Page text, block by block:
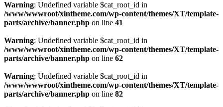
Warning: Undefined variable $cat_root_id in
/www/wwwroot/xintheme.com/wp-content/themes/XT/template-
parts/archive/banner.php on line 41
Warning: Undefined variable $cat_root_id in
/www/wwwroot/xintheme.com/wp-content/themes/XT/template-
parts/archive/banner.php on line 62
Warning: Undefined variable $cat_root_id in
/www/wwwroot/xintheme.com/wp-content/themes/XT/template-
parts/archive/banner.php on line 82